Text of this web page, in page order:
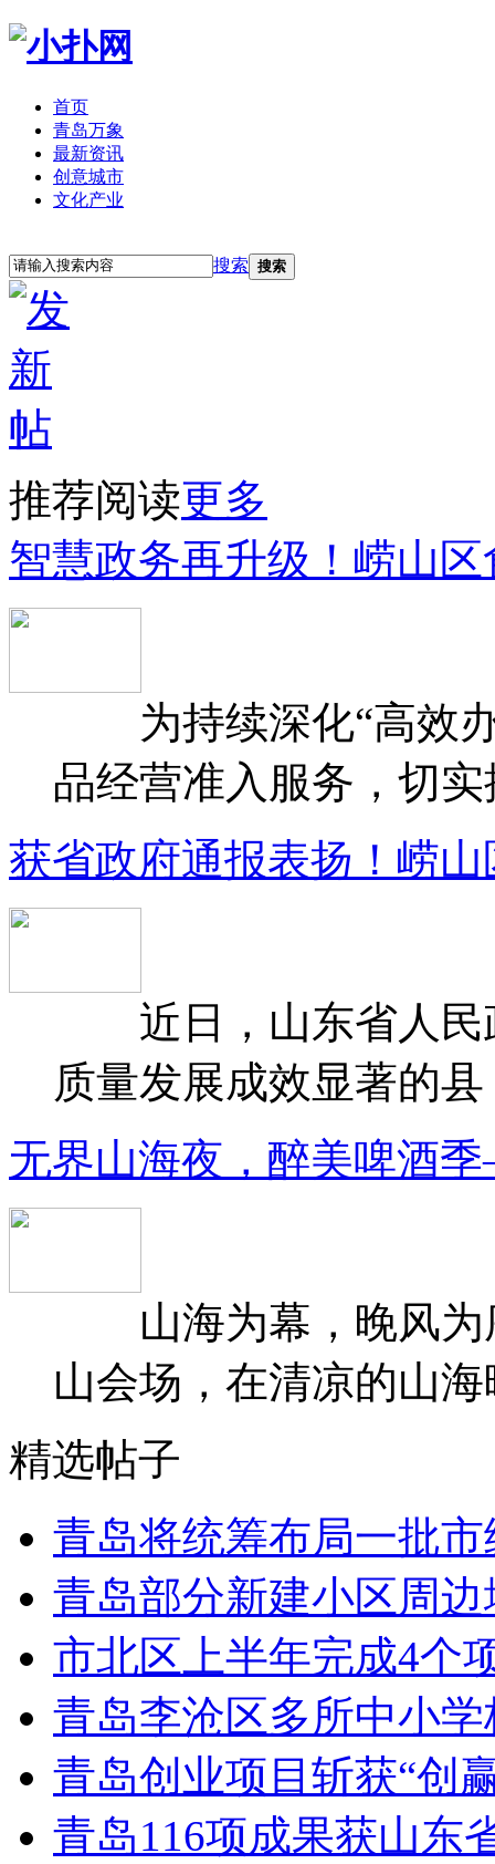
首页
青岛万象
最新资讯
创意城市
文化产业
搜索 搜索
推荐阅读更多
智慧政务再升级！崂山
为持续深化“高效办
品经营准入服务，切
获省政府通报表扬！崂
近日，山东省人民
质量发展成效显著的
无界山海夜，醉美啤酒
山海为幕，晚风为
山会场，在清凉的山
精选帖子
青岛将统筹布局一批市
青岛部分新建小区周
市北区上半年完成4个
青岛李沧区多所中小
青岛创业项目斩获“创
青岛116项成果获山东